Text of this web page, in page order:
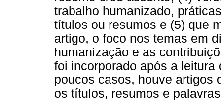
trabalho humanizado,
títulos ou resumos e (5) que
artigo, o foco nos temas em
humanização e as
foi incorporado após a
poucos casos, houve artigos
os títulos, resumos e